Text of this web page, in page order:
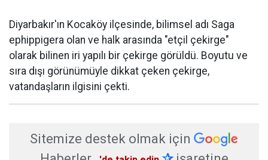
Diyarbakır'ın Kocaköy ilçesinde, bilimsel adı Saga
ephippigera olan ve halk arasında "etçil çekirge"
olarak bilinen iri yapılı bir çekirge görüldü. Boyutu ve
sıra dışı görünümüyle dikkat çeken çekirge,
vatandaşların ilgisini çekti.
Sitemize destek olmak için